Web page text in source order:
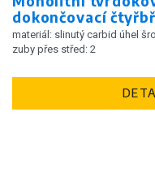
dokončovací
materiál: slinutý carbid úhel
zuby přes střed: 2